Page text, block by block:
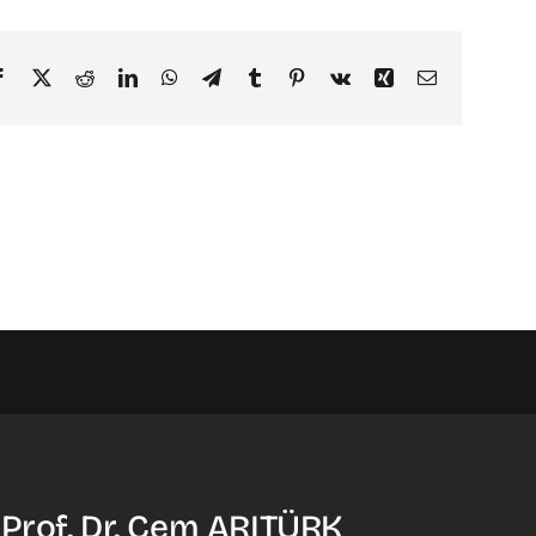
Facebook RedditLinkedInWhatsApp
TelegramTumblr PinterestVk Xing Email